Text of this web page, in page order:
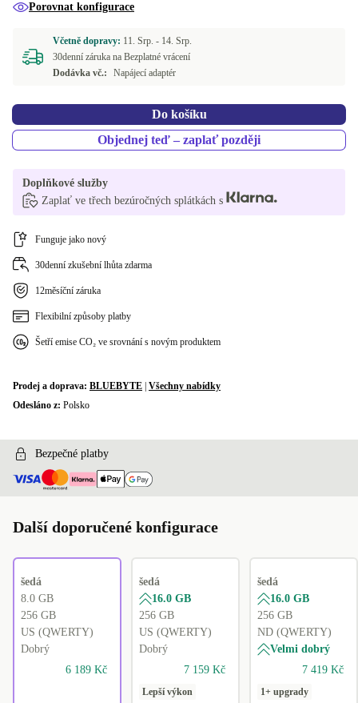
Porovnat konfigurace
Včetně dopravy: 11. Srp. - 14. Srp.
30denní záruka na Bezplatné vrácení
Dodávka vč.:
Napájecí adaptér
Do košíku
Objednej teď – zaplať později
Doplňkové služby
Zaplať ve třech bezúročných splátkách s
Funguje jako nový
30denní zkušební lhůta zdarma
12měsíční záruka
Flexibilní způsoby platby
Šetří emise CO₂ ve srovnání s novým produktem
Prodej a doprava: BLUEBYTE Všechny nabídky
Odesláno z: Polsko
Bezpečné platby
Další doporučené konfigurace
šedá
8.0 GB
256 GB
US (QWERTY)
Dobrý
6 189 Kč
šedá
16.0 GB
256 GB
US (QWERTY)
Dobrý
7 159 Kč
Lepší výkon
šedá
16.0 GB
256 GB
ND (QWERTY)
Velmi dobrý
7 419 Kč
1+ upgrady